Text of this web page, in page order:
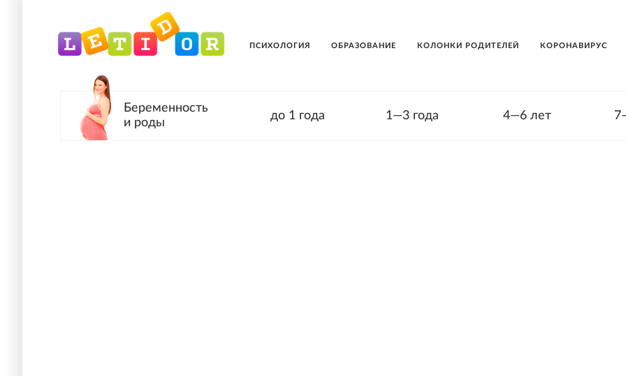
ПСИХОЛОГИЯ ОБРАЗОВАНИЕ КОЛОНКИ РОДИТЕЛЕЙ КОРОНАВИРУС
Беременность
и роды
до 1 года 1—3 года 4—6 лет